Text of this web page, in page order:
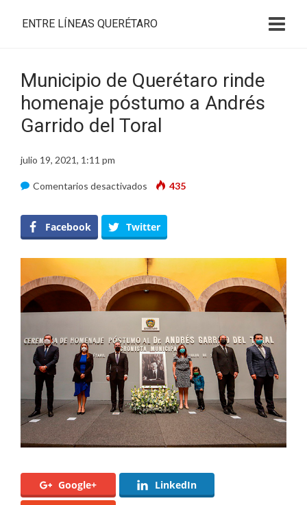
ENTRE LÍNEAS QUERÉTARO
Municipio de Querétaro rinde
homenaje póstumo a Andrés
Garrido del Toral
julio 19, 2021, 1:11 pm
Comentarios desactivados en
de
Querétaro
rinde
homenaje
póstumo
a
Andrés
Garrido
del
Toral
435
Facebook Twitter
Google+ LinkedIn